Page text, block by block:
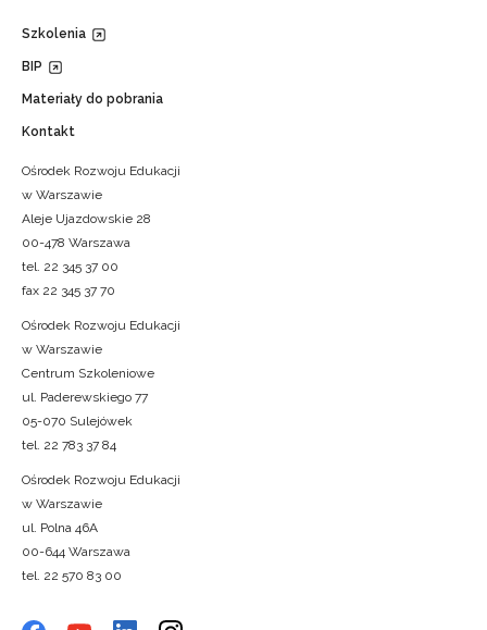
Szkolenia
BIP
Materiały do pobrania
Kontakt
Ośrodek Rozwoju Edukacji
w Warszawie
Aleje Ujazdowskie 28
00-478 Warszawa
tel. 22 345 37 00
fax 22 345 37 70
Ośrodek Rozwoju Edukacji
w Warszawie
Centrum Szkoleniowe
ul. Paderewskiego 77
05-070 Sulejówek
tel. 22 783 37 84
Ośrodek Rozwoju Edukacji
w Warszawie
ul. Polna 46A
00-644 Warszawa
tel. 22 570 83 00